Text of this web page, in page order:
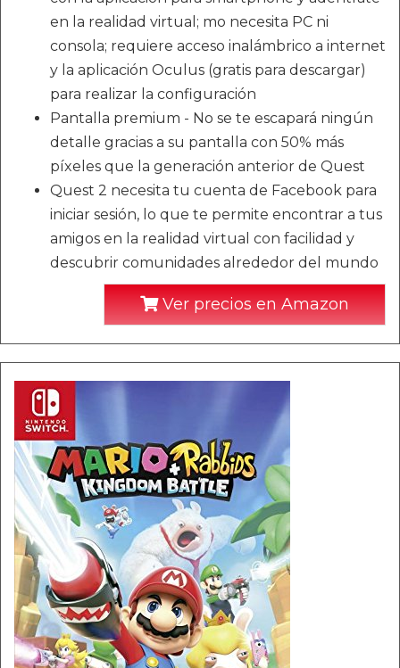
en la realidad virtual; mo necesita PC ni
consola; requiere acceso inalámbrico a internet
y la aplicación Oculus (gratis para descargar)
para realizar la configuración
Pantalla premium - No se te escapará ningún
detalle gracias a su pantalla con 50% más
píxeles que la generación anterior de Quest
Quest 2 necesita tu cuenta de Facebook para
iniciar sesión, lo que te permite encontrar a tus
amigos en la realidad virtual con facilidad y
descubrir comunidades alrededor del mundo
Ver precios en Amazon